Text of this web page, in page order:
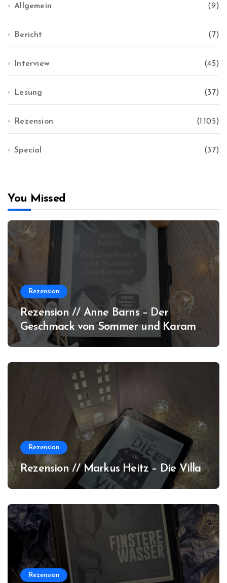
Allgemein (9)
Bericht (7)
Interview (45)
Lesung (37)
Rezension (1.105)
Special (37)
You Missed
Rezension
Rezension // Anne Barns – Der
Geschmack von Sommer und Karamell
(Amrum #3)
Rezension
Rezension // Markus Heitz – Die Villa
Rezension